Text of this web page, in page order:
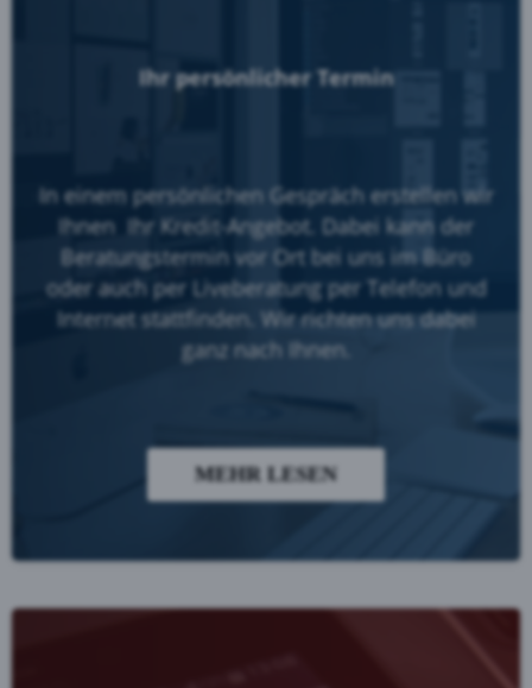
Ihr persönlicher Termin
In einem persönlichen Gespräch erstellen wir
Ihnen Ihr Kredit-Angebot. Dabei kann der
Beratungstermin vor Ort bei uns im Büro
oder auch per Liveberatung per Telefon und
Internet stattfinden. Wir richten uns dabei
ganz nach Ihnen.
MEHR LESEN